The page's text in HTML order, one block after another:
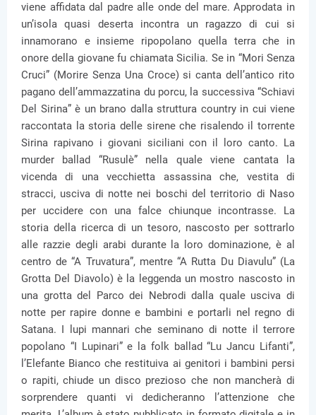
viene affidata dal padre alle onde del mare. Approdata in
un’isola quasi deserta incontra un ragazzo di cui si
innamorano e insieme ripopolano quella terra che in
onore della giovane fu chiamata Sicilia. Se in “Mori Senza
Cruci” (Morire Senza Una Croce) si canta dell’antico rito
pagano dell’ammazzatina du porcu, la successiva “Schiavi
Del Sirina” è un brano dalla struttura country in cui viene
raccontata la storia delle sirene che risalendo il torrente
Sirina rapivano i giovani siciliani con il loro canto. La
murder ballad “Rusulè” nella quale viene cantata la
vicenda di una vecchietta assassina che, vestita di
stracci, usciva di notte nei boschi del territorio di Naso
per uccidere con una falce chiunque incontrasse. La
storia della ricerca di un tesoro, nascosto per sottrarlo
alle razzie degli arabi durante la loro dominazione, è al
centro de “A Truvatura”, mentre “A Rutta Du Diavulu” (La
Grotta Del Diavolo) è la leggenda un mostro nascosto in
una grotta del Parco dei Nebrodi dalla quale usciva di
notte per rapire donne e bambini e portarli nel regno di
Satana. I lupi mannari che seminano di notte il terrore
popolano “I Lupinari” e la folk ballad “Lu Jancu Lifanti”,
l’Elefante Bianco che restituiva ai genitori i bambini persi
o rapiti, chiude un disco prezioso che non mancherà di
sorprendere quanti vi dedicheranno l’attenzione che